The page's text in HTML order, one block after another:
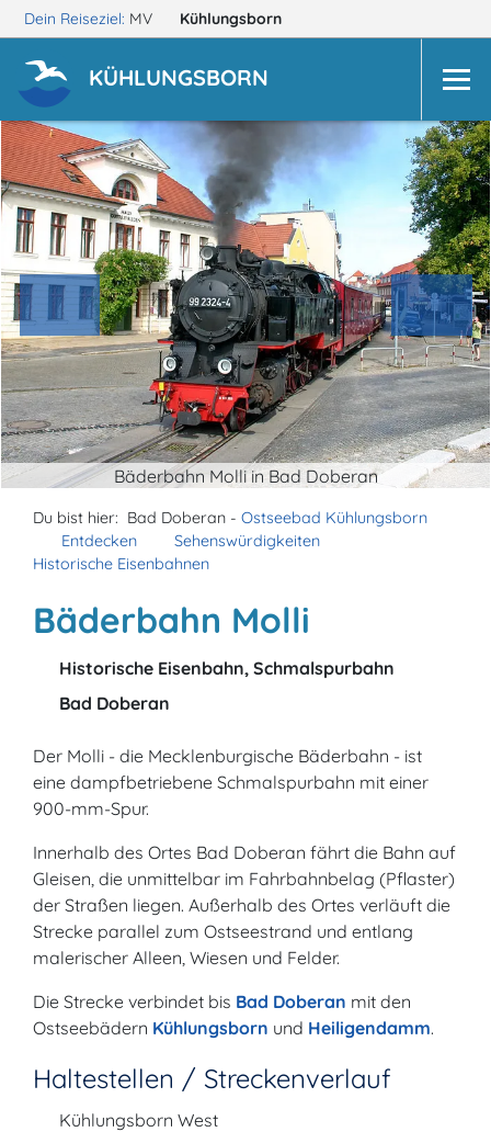
Dein Reiseziel: MV Kühlungsborn
KÜHLUNGSBORN
Bäderbahn Molli in Bad Doberan
Du bist hier: Bad Doberan - Ostseebad Kühlungsborn
Entdecken
Sehenswürdigkeiten
Historische Eisenbahnen
Bäderbahn Molli
Historische Eisenbahn, Schmalspurbahn
Bad Doberan
Der Molli - die Mecklenburgische Bäderbahn - ist
eine dampfbetriebene Schmalspurbahn mit einer
900-mm-Spur.
Innerhalb des Ortes Bad Doberan fährt die Bahn auf
Gleisen, die unmittelbar im Fahrbahnbelag (Pflaster)
der Straßen liegen. Außerhalb des Ortes verläuft die
Strecke parallel zum Ostseestrand und entlang
malerischer Alleen, Wiesen und Felder.
Die Strecke verbindet bis Bad Doberan mit den
Ostseebädern Kühlungsborn und Heiligendamm.
Haltestellen / Streckenverlauf
Kühlungsborn West